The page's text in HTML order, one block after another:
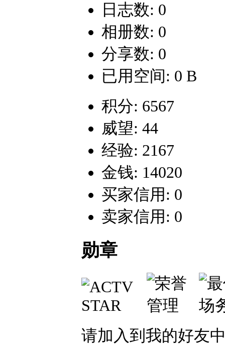
日志数: 0
相册数: 0
分享数: 0
已用空间: 0 B
积分: 6567
威望: 44
经验: 2167
金钱: 14020
买家信用: 0
卖家信用: 0
勋章
请加入到我的好友